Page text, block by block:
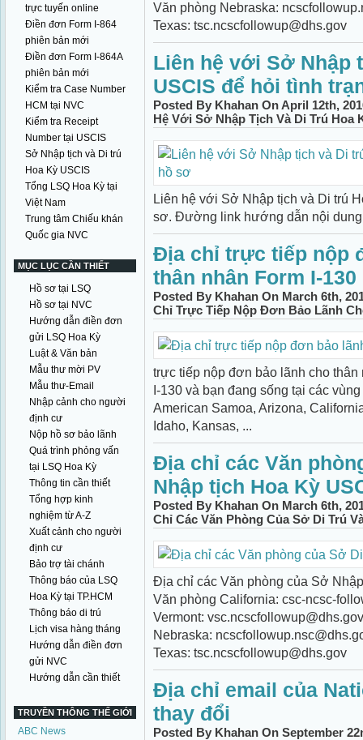
trực tuyến online
Điền đơn Form I-864
phiên bản mới
Điền đơn Form I-864A
phiên bản mới
Kiểm tra Case Number
HCM tại NVC
Kiểm tra Receipt
Number tại USCIS
Sở Nhập tịch và Di trú
Hoa Kỳ USCIS
Tổng LSQ Hoa Kỳ tại
Việt Nam
Trung tâm Chiếu khán
Quốc gia NVC
MỤC LỤC CẦN THIẾT
Hồ sơ tại LSQ
Hồ sơ tại NVC
Hướng dẫn điền đơn
gửi LSQ Hoa Kỳ
Luật & Văn bản
Mẫu thư mời PV
Mẫu thư-Email
Nhập cảnh cho người
định cư
Nộp hồ sơ bảo lãnh
Quá trình phỏng vấn
tại LSQ Hoa Kỳ
Thông tin cần thiết
Tổng hợp kinh
nghiệm từ A-Z
Xuất cảnh cho người
định cư
Bảo trợ tài chánh
Thông báo của LSQ
Hoa Kỳ tại TP.HCM
Thông báo di trú
Lịch visa hàng tháng
Hướng dẫn điền đơn
gửi NVC
Hướng dẫn cần thiết
TRUYỀN THÔNG THẾ GIỚI
ABC News
Văn phòng Nebraska:
Texas: tsc.ncscfollowup@dhs.gov
Liên hệ với Sở Nhập
USCIS để hỏi tình
Posted By Khahan On April 12th,
Hệ Với Sở Nhập Tịch Và Di Trú Hoa
Liên hệ với Sở Nhập tịch và Di trú
sơ. Đường link hướng dẫn nội dung
Địa chỉ trực tiếp nộp
thân nhân Form I-130
Posted By Khahan On March 6th,
Chỉ Trực Tiếp Nộp Đơn Bảo Lãnh
trực tiếp nộp đơn bảo lãnh cho
I-130 và bạn đang sống tại các
American Samoa, Arizona,
Idaho, Kansas, ...
Địa chỉ các Văn
Nhập tịch Hoa Kỳ
Posted By Khahan On March 6th,
Chỉ Các Văn Phòng Của Sở Di Trú
Địa chỉ các Văn phòng của Sở
Văn phòng California: csc-ncsc-
Vermont:
Nebraska:
Texas: tsc.ncscfollowup@dhs.gov
Địa chỉ email của
thay đổi
Posted By Khahan On September